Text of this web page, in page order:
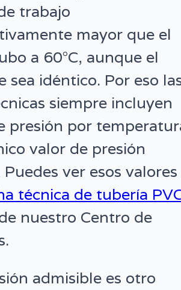
trabajo
mayor que el
a 60°C, aunque el
sea idéntico. Por eso
siempre incluyen
presión por
valor de presión
ver esos valores
técnica de tubería
nuestro Centro de
admisible es otro